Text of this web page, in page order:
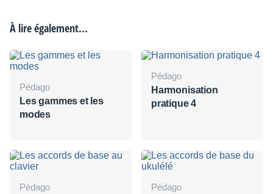
À lire également...
Pédago
Les gammes et les
modes
Pédago
Harmonisation
pratique 4
Pédago
Pédago